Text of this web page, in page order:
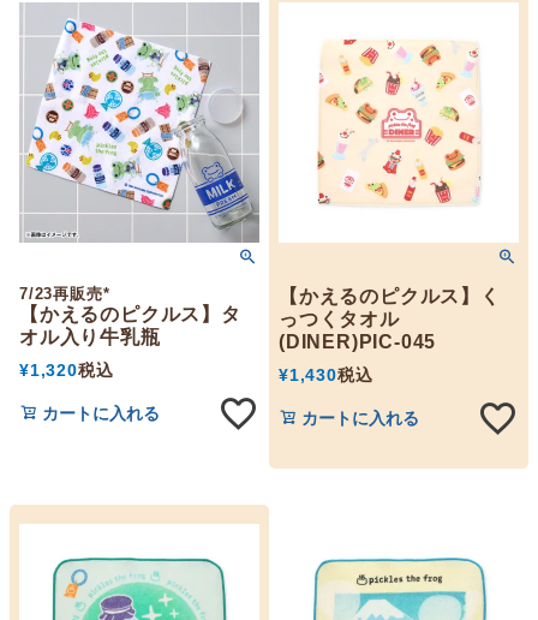
7/23再販売*
【かえるのピクルス】タ
オル入り牛乳瓶
¥1,320税込
カートに入れる
【かえるのピクルス】く
っつくタオル
(DINER)PIC-045
¥1,430税込
カートに入れる